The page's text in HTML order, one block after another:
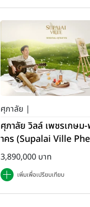
ศุภาลัย |
ศุภาลัย วิลล์ เพชรเกษม
าคร (Supalai Ville
em-Phutthasakorn)
3,890,000 บาท
เพิ่มเพื่อเปรียบเทียบ